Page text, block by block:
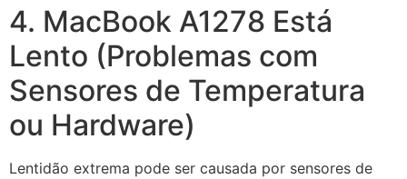
4. MacBook A1278 Está
Lento (Problemas com
Sensores de Temperatura
ou Hardware)
Lentidão extrema pode ser causada por sensores de